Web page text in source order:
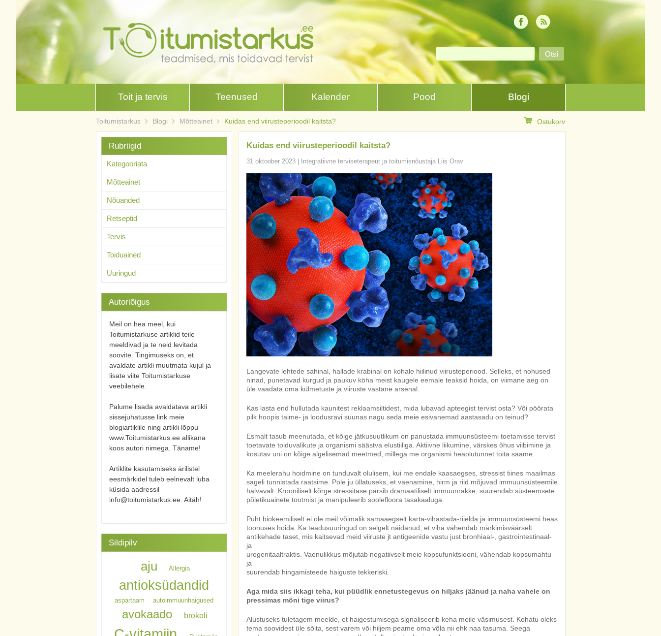
Toit ja tervis Teenused Kalender Pood Blogi
Toitumistarkus Blogi Mõtteainet Kuidas end viirusteperioodil kaitsta? Ostukorv
Kuidas end viirusteperioodil kaitsta?
31 oktoober 2023| Integratiivne terviseterapeut ja toitumisnõustaja Liis Orav
Langevate lehtede sahinal, hallade krabinal on kohale hiilinud viirusteperiood. Selleks, et nohused
ninad, punetavad kurgud ja paukuv köha meist kaugele eemale teaksid hoida, on viimane aeg on
üle vaadata oma külmetuste ja viiruste vastane arsenal.
Kas lasta end hullutada kaunitest reklaamsiltidest, mida lubavad apteegist tervist osta? Või pöörata
pilk hoopis taime- ja loodusravi suunas nagu seda meie esivanemad aastasadu on teinud?
Esmalt tasub meenutada, et kõige jätkusuutlikum on panustada immuunsüsteemi toetamisse tervist
toetavate toiduvalikute ja organismi säästva elustiiliga. Aktiivne liikumine, värskes õhus viibimine ja
kosutav uni on kõige algelisemad meetmed, millega me organismi heaolutunnet toita saame.
Ka meelerahu hoidmine on tunduvalt olulisem, kui me endale kaasaegses, stressist tiines maailmas
sageli tunnistada raatsime. Pole ju üllatuseks, et vaenamine, hirm ja riid mõjuvad immuunsüsteemile
halvavalt. Krooniliselt kõrge stressitase pärsib dramaatiliselt immuunrakke, suurendab süsteemsete
põletikuainete tootmist ja manipuleerib soolefloora tasakaaluga.
Puht biokeemiliselt ei ole meil võimalik samaaegselt karta-vihastada-riielda ja immuunsüsteemi heas
toonuses hoida. Ka teadusuuringud on selgelt näidanud, et viha vähendab märkimisväärselt
antikehade taset, mis kaitsevad meid viiruste jt antigeenide vastu just bronhiaal-, gastrointestinaal-
ja
urogenitaaltraktis. Vaenulikkus mõjutab negatiivselt meie kopsufunktsiooni, vähendab kopsumahtu
ja
suurendab hingamisteede haiguste tekkeriski.
Aga mida siis ikkagi teha, kui püüdlik ennetustegevus on hiljaks jäänud ja naha vahele on
pressimas mõni tige viirus?
Alustuseks tuletagem meelde, et haigestumisega signaliseerib keha meile väsimusest. Kohatu oleks
tema soovidest üle sõita, sest varem või hiljem peame oma võla nii ehk naa tasuma. Seega
Rubriigid
Kategooriata
Mõtteainet
Nõuanded
Retseptid
Tervis
Toiduained
Uuringud
Autoriõigus
Meil on hea meel, kui
Toitumistarkuse artiklid teile
meeldivad ja te neid levitada
soovite. Tingimuseks on, et
avaldate artikli muutmata kujul ja
lisate viite Toitumistarkuse
veebilehele.
Palume lisada avaldatava artikli
sissejuhatusse link meie
blogiartiklile ning artikli lõppu
www.Toitumistarkus.ee allikana
koos autori nimega. Täname!
Artiklite kasutamiseks ärilistel
eesmärkidel tuleb eelnevalt luba
küsida aadressil
info@toitumistarkus.ee. Aitäh!
Sildipilv
aju Allergia
antioksüdandid
aspartaam autoimmuunhaigused
avokaado brokoli